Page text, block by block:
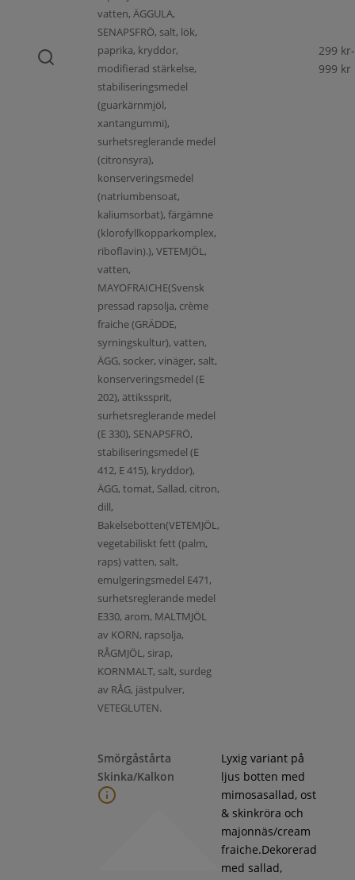
vatten, ÄGGULA,
SENAPSFRÖ, salt, lök,
paprika, kryddor,
modifierad stärkelse,
stabiliseringsmedel
(guarkärnmjöl,
xantangummi),
surhetsreglerande medel
(citronsyra),
konserveringsmedel
(natriumbensoat,
kaliumsorbat), färgämne
(klorofyllkopparkomplex,
riboflavin).), VETEMJÖL,
vatten,
MAYOFRAICHE(Svensk
pressad rapsolja, crème
fraiche (GRÄDDE,
syrningskultur), vatten,
ÄGG, socker, vinäger, salt,
konserveringsmedel (E
202), ättikssprit,
surhetsreglerande medel
(E 330), SENAPSFRÖ,
stabiliseringsmedel (E
412, E 415), kryddor),
ÄGG, tomat, Sallad, citron,
dill,
Bakelsebotten(VETEMJÖL,
vegetabiliskt fett (palm,
raps) vatten, salt,
emulgeringsmedel E471,
surhetsreglerande medel
E330, arom, MALTMJÖL
av KORN, rapsolja,
RÅGMJÖL, sirap,
KORNMALT, salt, surdeg
av RÅG, jästpulver,
VETEGLUTEN.
299 kr-
999 kr
Smörgåstårta
Skinka/Kalkon
Lyxig variant på
ljus botten med
mimosasallad, ost
& skinkröra och
majonnäs/cream
fraiche.Dekorerad
med sallad,